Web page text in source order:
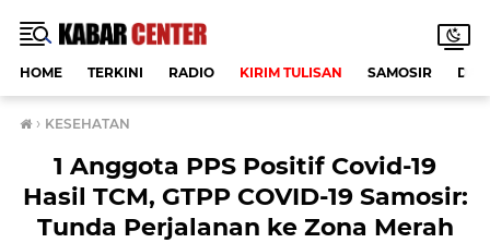
HOME TERKINI RADIO KIRIM TULISAN SAMOSIR
› KESEHATAN
1 Anggota PPS Positif Covid-19
Hasil TCM, GTPP COVID-19 Samosir:
Tunda Perjalanan ke Zona Merah